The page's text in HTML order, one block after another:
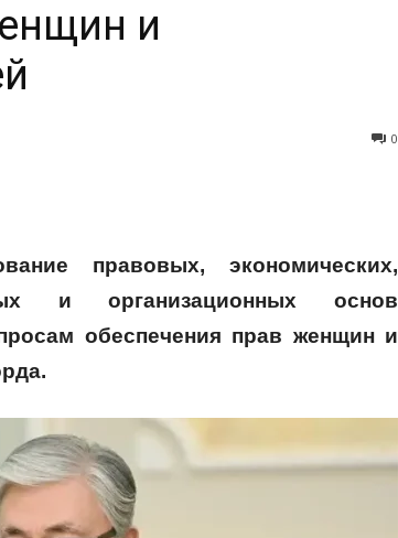
и
0
правовых, экономических,
и организационных основ
обеспечения прав женщин и